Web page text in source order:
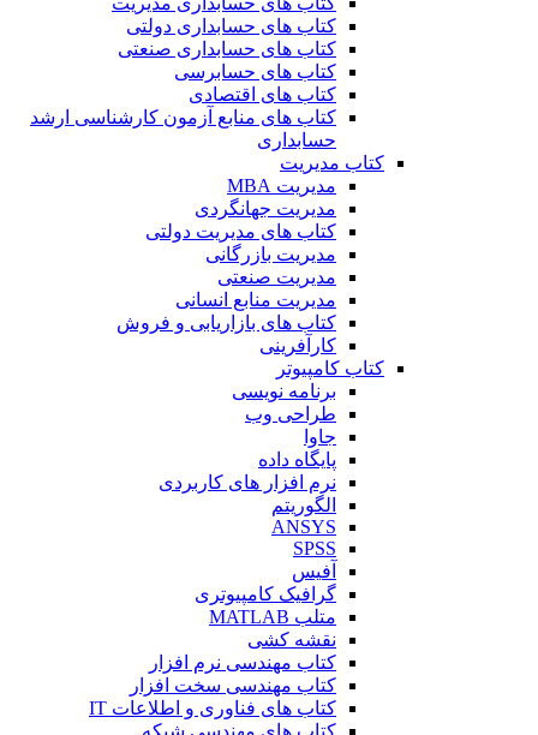
کتاب های حسابداری دولتی
کتاب های حسابداری صنعتی
کتاب های حسابرسی
کتاب های اقتصادی
کتاب های منابع آزمون کارشناسی ارشد
حسابداری
کتاب مدیریت
مدیریت MBA
مدیریت جهانگردی
کتاب های مدیریت دولتی
مدیریت بازرگانی
مدیریت صنعتی
مدیریت منابع انسانی
کتاب های بازاریابی و فروش
کارآفرینی
کتاب کامپیوتر
برنامه نویسی
طراحی وب
جاوا
پایگاه داده
نرم افزار های کاربردی
الگوریتم
ANSYS
SPSS
آفیس
گرافیک کامپیوتری
متلب MATLAB
نقشه کشی
کتاب مهندسی نرم افزار
کتاب مهندسی سخت افزار
کتاب های فناوری و اطلاعات IT
کتاب های مهندسی شبکه